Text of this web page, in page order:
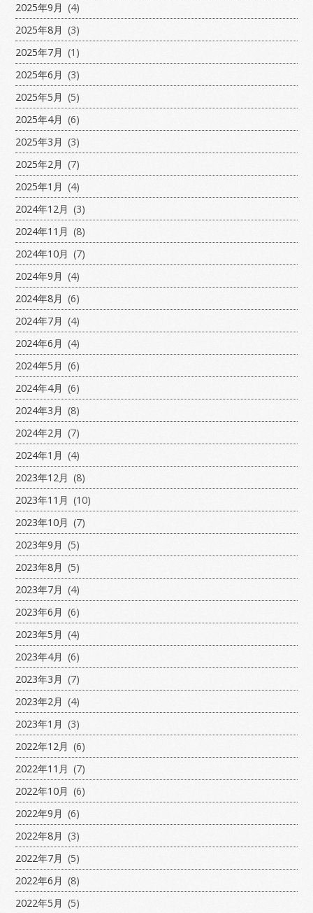
2025年9月 (4)
2025年8月 (3)
2025年7月 (1)
2025年6月 (3)
2025年5月 (5)
2025年4月 (6)
2025年3月 (3)
2025年2月 (7)
2025年1月 (4)
2024年12月 (3)
2024年11月 (8)
2024年10月 (7)
2024年9月 (4)
2024年8月 (6)
2024年7月 (4)
2024年6月 (4)
2024年5月 (6)
2024年4月 (6)
2024年3月 (8)
2024年2月 (7)
2024年1月 (4)
2023年12月 (8)
2023年11月 (10)
2023年10月 (7)
2023年9月 (5)
2023年8月 (5)
2023年7月 (4)
2023年6月 (6)
2023年5月 (4)
2023年4月 (6)
2023年3月 (7)
2023年2月 (4)
2023年1月 (3)
2022年12月 (6)
2022年11月 (7)
2022年10月 (6)
2022年9月 (6)
2022年8月 (3)
2022年7月 (5)
2022年6月 (8)
2022年5月 (5)